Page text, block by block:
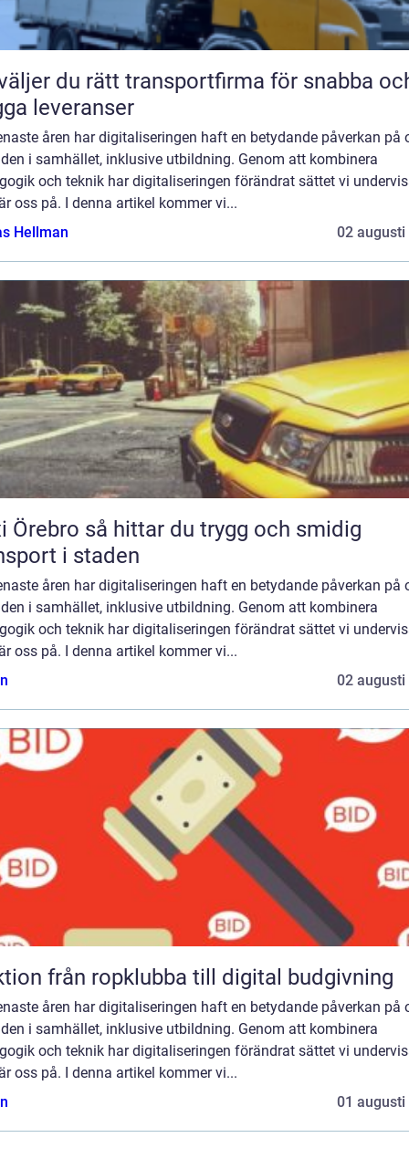
du rätt transportfirma för snabba
leveranser
åren har digitaliseringen haft en betydande påverkan på
i samhället, inklusive utbildning. Genom att kombinera
och teknik har digitaliseringen förändrat sättet vi
oss på. I denna artikel kommer vi...
Hellman
02 augusti
hittar du trygg och smidig
i staden
åren har digitaliseringen haft en betydande påverkan på
i samhället, inklusive utbildning. Genom att kombinera
och teknik har digitaliseringen förändrat sättet vi
oss på. I denna artikel kommer vi...
02 augusti
Auktion från ropklubba till digital budgivning
åren har digitaliseringen haft en betydande påverkan på
i samhället, inklusive utbildning. Genom att kombinera
och teknik har digitaliseringen förändrat sättet vi
oss på. I denna artikel kommer vi...
01 augusti